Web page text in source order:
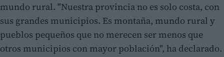
mundo rural. "Nuestra provincia no es solo costa, con
sus grandes municipios. Es montaña, mundo rural y
pueblos pequeños que no merecen ser menos que
otros municipios con mayor población", ha declarado.